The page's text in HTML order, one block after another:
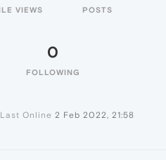
VIEWS POSTS
0
FOLLOWING
Last Online 2 Feb 2022, 21:58